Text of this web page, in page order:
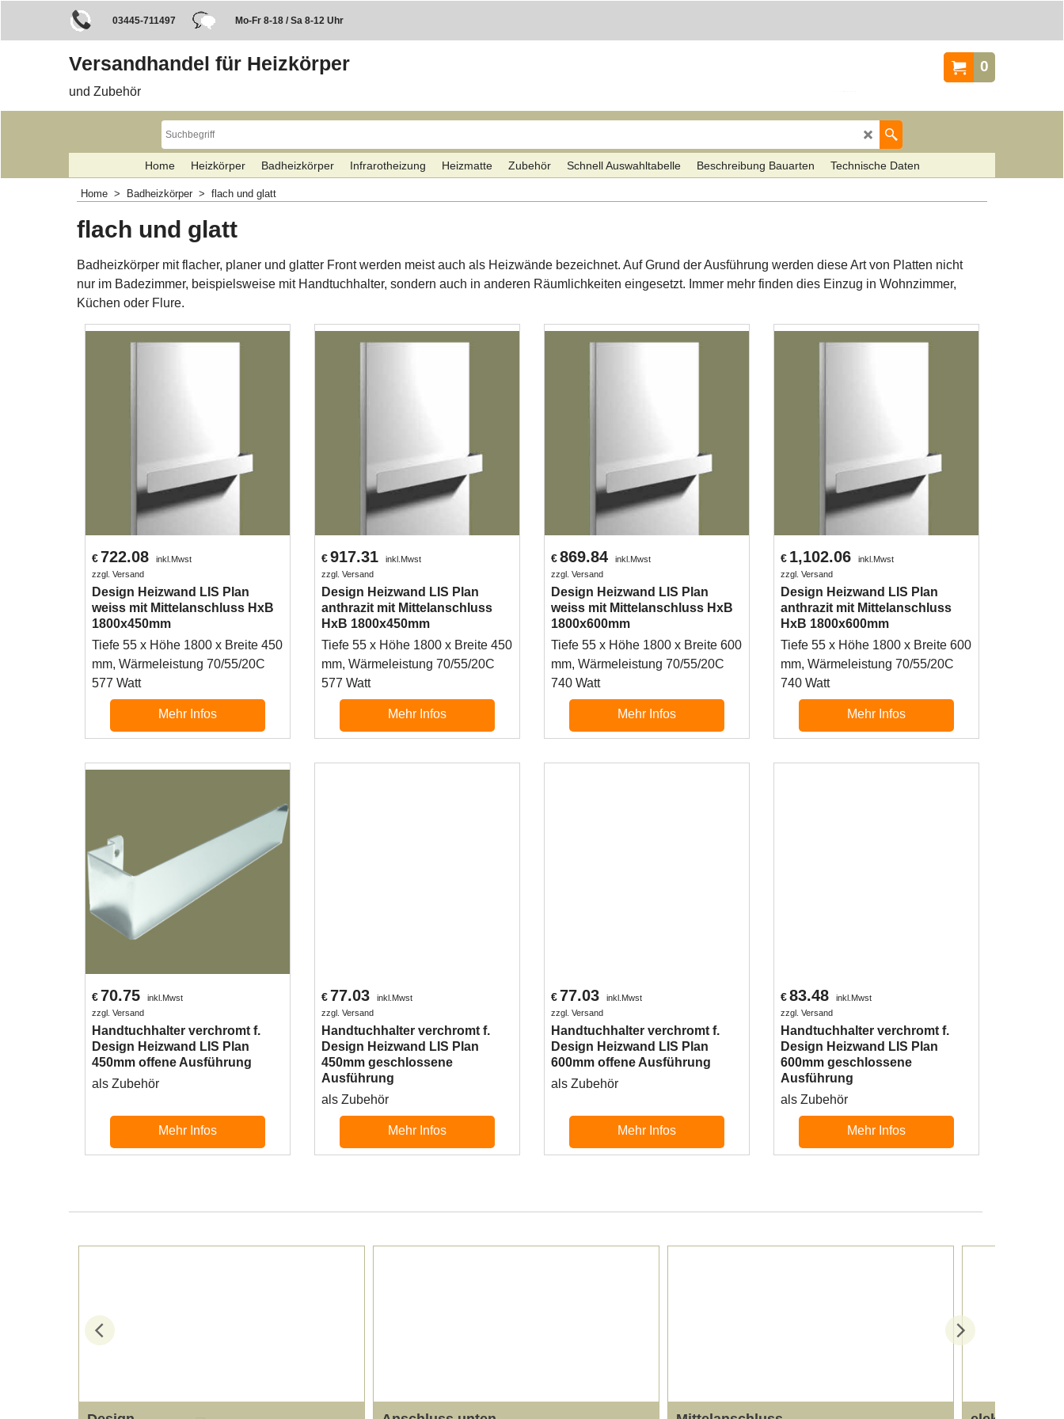
03445-711497 Mo-Fr 8-18 / Sa 8-12 Uhr
0
Versandhandel für Heizkörper
und Zubehör
Home Heizkörper Badheizkörper Infrarotheizung Heizmatte Zubehör Schnell Auswahltabelle Beschreibung Bauarten Technische Daten
Home > Badheizkörper > flach und glatt
flach und glatt
Badheizkörper mit flacher, planer und glatter Front werden meist auch als Heizwände bezeichnet. Auf Grund der Ausführung werden diese Art von Platten nicht
nur im Badezimmer, beispielsweise mit Handtuchhalter, sondern auch in anderen Räumlichkeiten eingesetzt. Immer mehr finden dies Einzug in Wohnzimmer,
Küchen oder Flure.
€722.08
inkl.Mwst
zzgl. Versand
Design Heizwand LIS Plan
weiss mit Mittelanschluss HxB
1800x450mm
Tiefe 55 x Höhe 1800 x Breite 450
mm, Wärmeleistung 70/55/20C
577 Watt
Mehr Infos
€917.31
inkl.Mwst
zzgl. Versand
Design Heizwand LIS Plan
anthrazit mit Mittelanschluss
HxB 1800x450mm
Tiefe 55 x Höhe 1800 x Breite 450
mm, Wärmeleistung 70/55/20C
577 Watt
Mehr Infos
€869.84
inkl.Mwst
zzgl. Versand
Design Heizwand LIS Plan
weiss mit Mittelanschluss HxB
1800x600mm
Tiefe 55 x Höhe 1800 x Breite 600
mm, Wärmeleistung 70/55/20C
740 Watt
Mehr Infos
€ 1,102.06
inkl.Mwst
zzgl. Versand
Design Heizwand LIS Plan
anthrazit mit Mittelanschluss
HxB 1800x600mm
Tiefe 55 x Höhe 1800 x Breite 600
mm, Wärmeleistung 70/55/20C
740 Watt
Mehr Infos
€70.75
inkl.Mwst
zzgl. Versand
Handtuchhalter verchromt f.
Design Heizwand LIS Plan
450mm offene Ausführung
als Zubehör
Mehr Infos
€77.03
inkl.Mwst
zzgl. Versand
Handtuchhalter verchromt f.
Design Heizwand LIS Plan
450mm geschlossene
Ausführung
als Zubehör
Mehr Infos
€77.03
inkl.Mwst
zzgl. Versand
Handtuchhalter verchromt f.
Design Heizwand LIS Plan
600mm offene Ausführung
als Zubehör
Mehr Infos
€83.48
inkl.Mwst
zzgl. Versand
Handtuchhalter verchromt f.
Design Heizwand LIS Plan
600mm geschlossene
Ausführung
als Zubehör
Mehr Infos